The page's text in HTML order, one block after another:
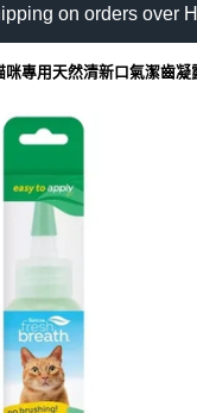
on orders over
專用天然清新口氣潔齒凝